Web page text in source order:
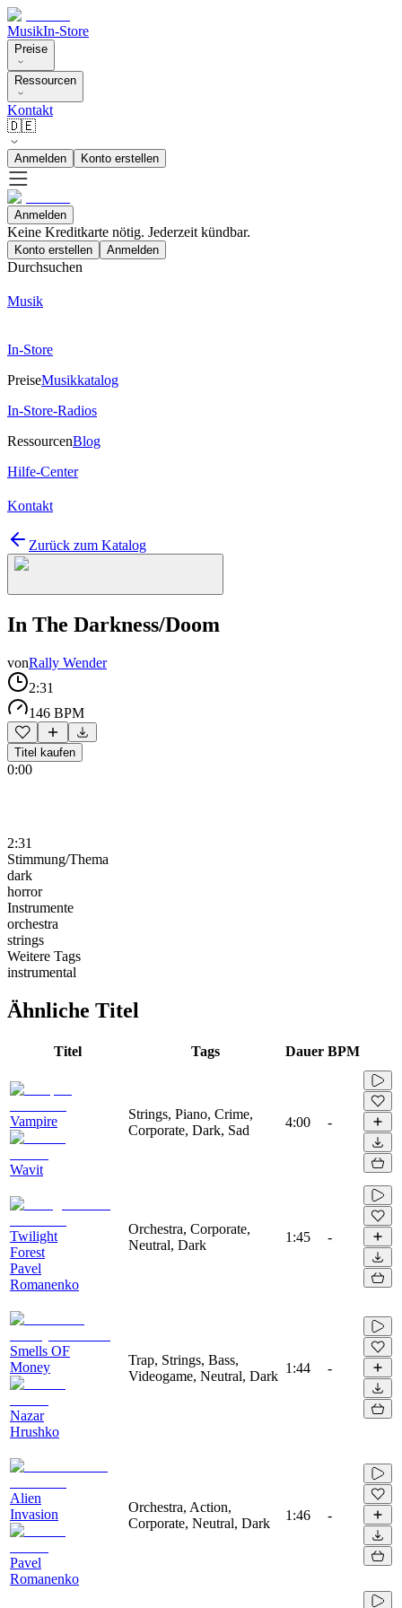
MusikIn-Store
Preise
Ressourcen
Kontakt
🇩🇪
Anmelden Konto erstellen
Anmelden
Keine Kreditkarte nötig. Jederzeit kündbar.
Konto erstellen Anmelden
Durchsuchen
Musik
In-Store
PreiseMusikkatalog
In-Store-Radios
RessourcenBlog
Hilfe-Center
Kontakt
Zurück zum Katalog
In The Darkness/Doom
vonRally Wender
2:31
146 BPM
Titel kaufen
0:00
2:31
Stimmung/Thema
dark
horror
Instrumente
orchestra
strings
Weitere Tags
instrumental
Ähnliche Titel
Titel Tags Dauer BPM
Vampire
Wavit
Strings, Piano, Crime,
Corporate, Dark, Sad
4:00 -
Twilight
Forest
Pavel
Romanenko
Orchestra, Corporate,
Neutral, Dark
1:45 -
Smells OF
Money
Nazar
Hrushko
Trap, Strings, Bass,
Videogame, Neutral, Dark
1:44 -
Alien
Invasion
Pavel
Romanenko
Orchestra, Action,
Corporate, Neutral, Dark
1:46 -